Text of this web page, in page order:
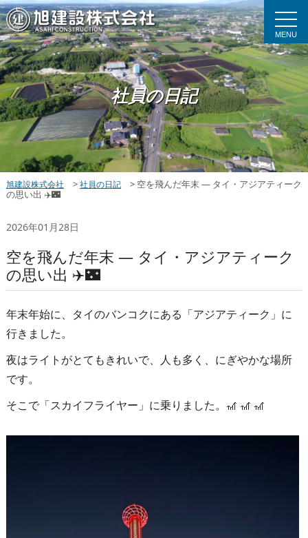
MENU
社員の日記
旭建設株式会社 > 社員の日記 > 空を飛んだ年末 ― タイ・アジアティーク
の思い出 ✈️🌃
2026年01月28日
空を飛んだ年末 ― タイ・アジアティーク
の思い出 ✈️🌃
年末年始に、タイのバンコクにある「アジアティーク」に
行きました。
夜はライトがとてもきれいで、人も多く、にぎやかな場所
です。
そこで「スカイフライヤー」に乗りました。🎢 🎢 🎢